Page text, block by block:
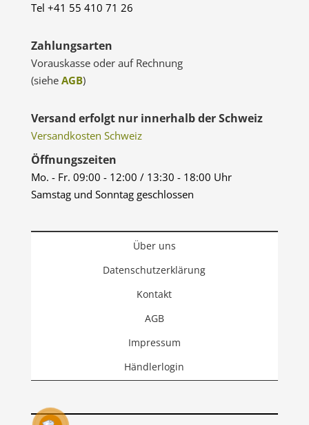
Tel +41 55 410 71 26
Zahlungsarten
Vorauskasse oder auf Rechnung
(siehe AGB)
Versand erfolgt nur innerhalb der Schweiz
Versandkosten Schweiz
Öffnungszeiten
Mo. - Fr. 09:00 - 12:00 / 13:30 - 18:00 Uhr
Samstag und Sonntag geschlossen
Über uns
Datenschutzerklärung
Kontakt
AGB
Impressum
Händlerlogin